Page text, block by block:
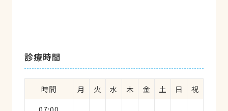
診療時間
時間 月 火 水 木 金 土 日
祝